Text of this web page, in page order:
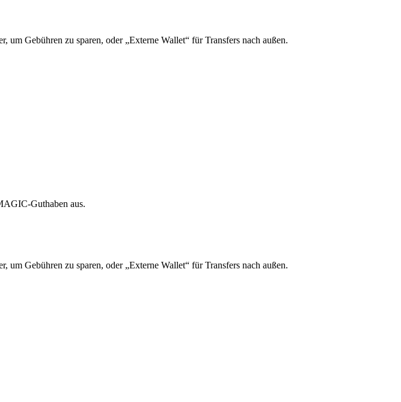
Gebühren zu sparen, oder „Externe Wallet“ für Transfers nach außen.
Guthaben aus.
Gebühren zu sparen, oder „Externe Wallet“ für Transfers nach außen.